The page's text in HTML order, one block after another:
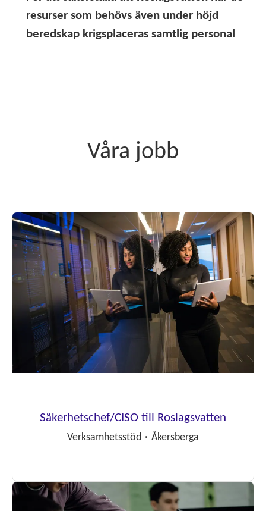
resurser som behövs även under höjd
beredskap krigsplaceras samtlig personal
Våra jobb
Säkerhetschef/CISO till Roslagsvatten
Verksamhetsstöd · Åkersberga